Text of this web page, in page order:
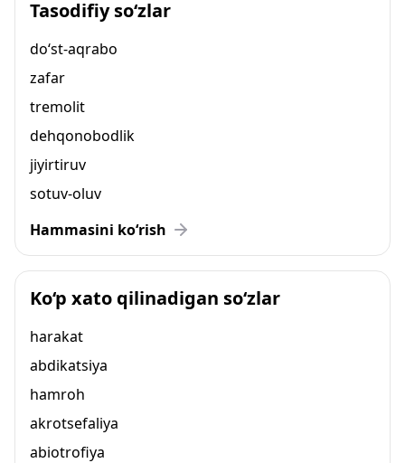
Tasodifiy so‘zlar
do‘st-aqrabo
zafar
tremolit
dehqonobodlik
jiyirtiruv
sotuv-oluv
Hammasini ko‘rish
Ko‘p xato qilinadigan so‘zlar
harakat
abdikatsiya
hamroh
akrotsefaliya
abiotrofiya